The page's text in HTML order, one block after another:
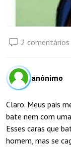
2 comentários
anônimo
Claro. Meus pais
bate nem com
Esses caras que
homem, mas se